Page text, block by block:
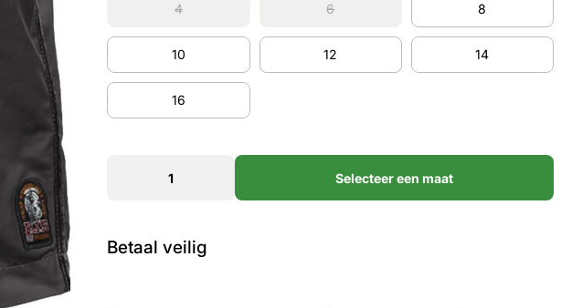
4 6 8
10 12 14
16
Selecteer een maat
Betaal veilig